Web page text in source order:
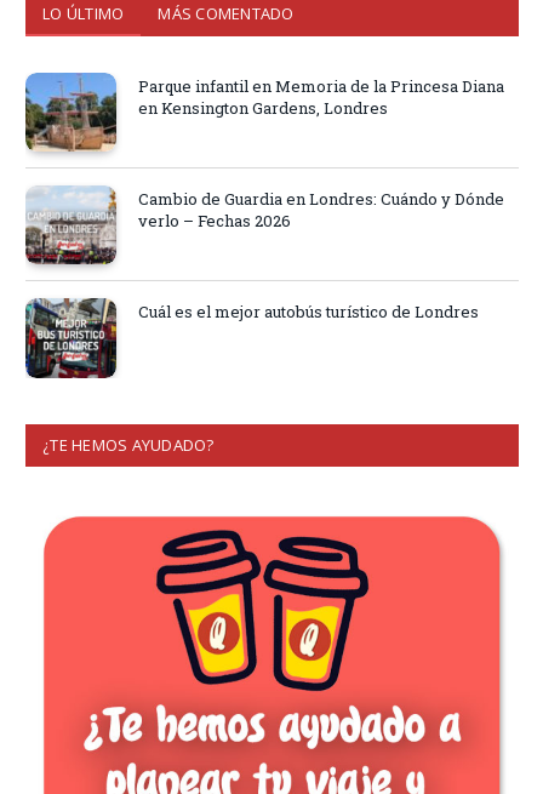
LO ÚLTIMO MÁS COMENTADO
Parque infantil en Memoria de la Princesa Diana
en Kensington Gardens, Londres
Cambio de Guardia en Londres: Cuándo y Dónde
verlo – Fechas 2026
Cuál es el mejor autobús turístico de Londres
¿TE HEMOS AYUDADO?